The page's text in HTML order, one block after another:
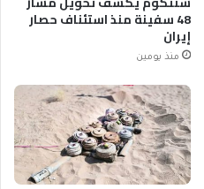
48 سفينة منذ استئناف حصار
إيران
منذ يومين